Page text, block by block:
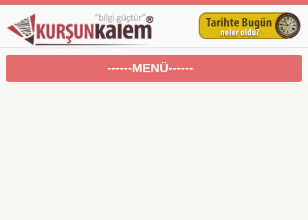
------MENÜ------